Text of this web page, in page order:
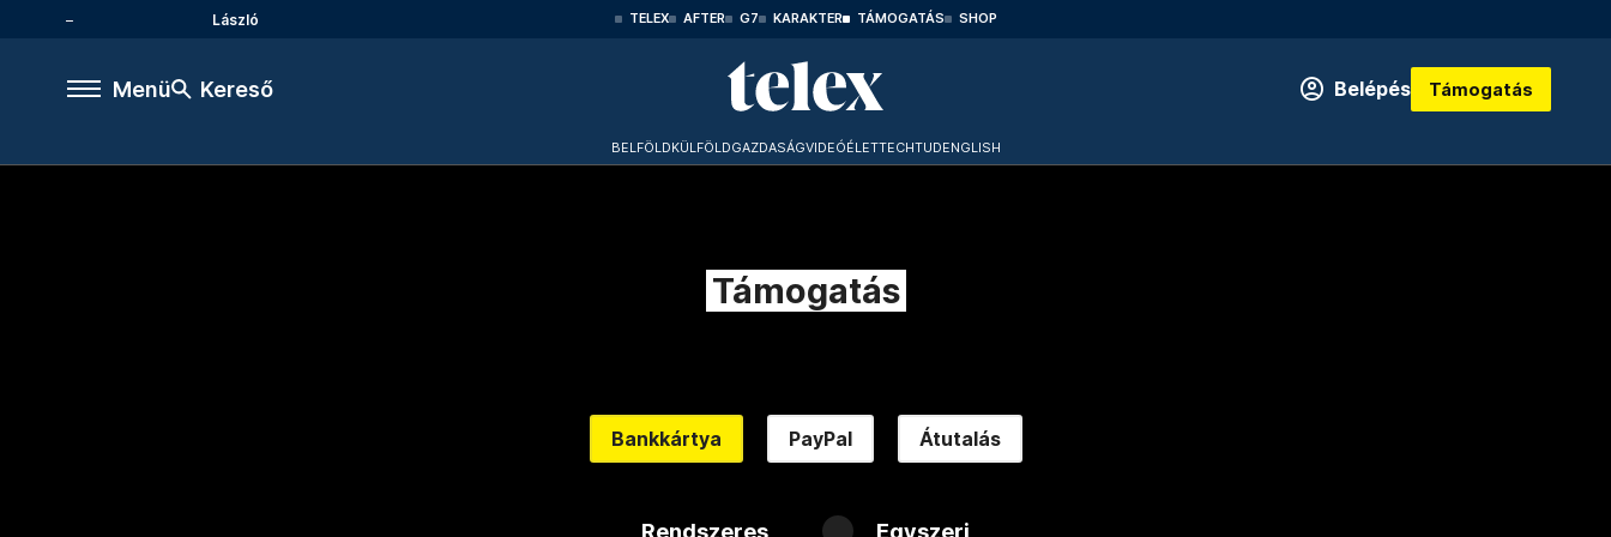
László TELEX AFTER G7 KARAKTER TÁMOGATÁS SHOP
Menü Kereső Belépés Támogatás
BELFÖLDKÜLFÖLDGAZDASÁGVIDEÓÉLETTECHTUDENGLISH
Támogatás
Bankkártya PayPal Átutalás
Rendszeres Egyszeri